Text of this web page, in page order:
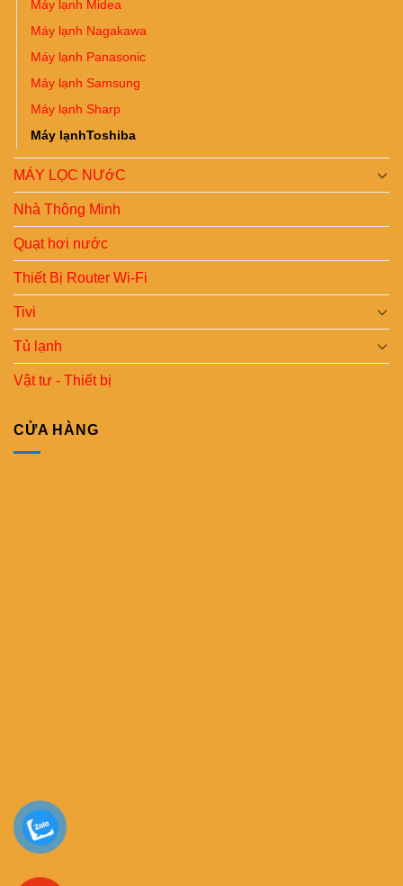
Máy lạnh Midea
Máy lạnh Nagakawa
Máy lạnh Panasonic
Máy lạnh Samsung
Máy lạnh Sharp
Máy lạnhToshiba
MÁY LỌC NƯớC
Nhà Thông Minh
Quạt hơi nước
Thiết Bị Router Wi-Fi
Tivi
Tủ lạnh
Vật tư - Thiết bị
CỬA HÀNG